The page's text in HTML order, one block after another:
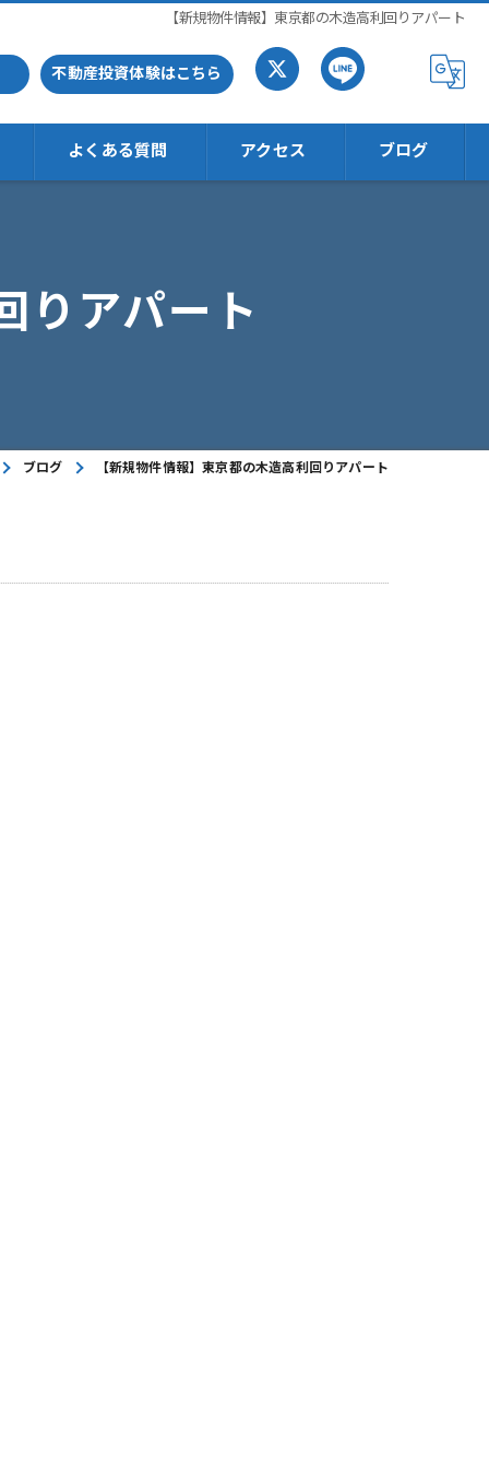
【新規物件情報】東京都の木造高利回りアパート
不動産投資体験はこちら
よくある質問 アクセス ブログ
りアパート
ブログ 【新規物件情報】東京都の木造高利回りアパート